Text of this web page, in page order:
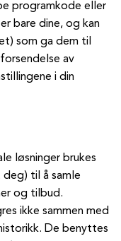
programkode eller
bare dine, og kan
som ga dem til
av
i din
løsninger brukes
deg) til å samle
og tilbud.
ikke sammen med
De benyttes